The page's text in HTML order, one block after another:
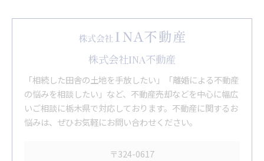
株式会社INA不動産
「相続した田舎の土地を手放したい」「離婚による不動産
の悩みを相談したい」など、不動産売却などを中心に幅広
いご相談に栃木県で対応しております。不動産に関するお
悩みは、ぜひお気軽にお問い合わせください。
〒324-0617